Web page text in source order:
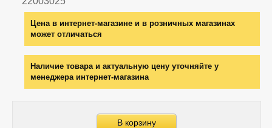
Цена в интернет-магазине и в розничных магазинах
может отличаться
Наличие товара и актуальную цену уточняйте у
менеджера интернет-магазина
В корзину